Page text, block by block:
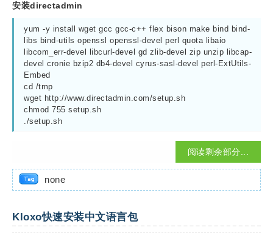
安装directadmin
yum -y install wget gcc gcc-c++ flex bison make bind bind-
libs bind-utils openssl openssl-devel perl quota libaio
libcom_err-devel libcurl-devel gd zlib-devel zip unzip libcap-
devel cronie bzip2 db4-devel cyrus-sasl-devel perl-ExtUtils-
Embed
cd /tmp
wget http://www.directadmin.com/setup.sh
chmod 755 setup.sh
./setup.sh
阅读剩余部分...
none
Kloxo快速安装中文语言包